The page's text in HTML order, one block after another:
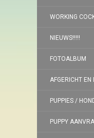
WORKING
NIEUWS!!!!!
FOTOALBUM
AFGERICHT EN
PUPPIES /
PUPPY